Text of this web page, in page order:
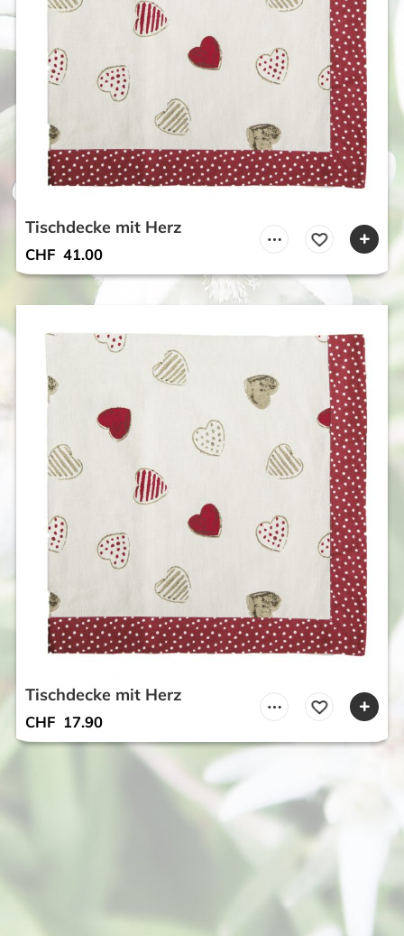
Tischdecke mit Herz
CHF 41.00
Tischdecke mit Herz
CHF 17.90